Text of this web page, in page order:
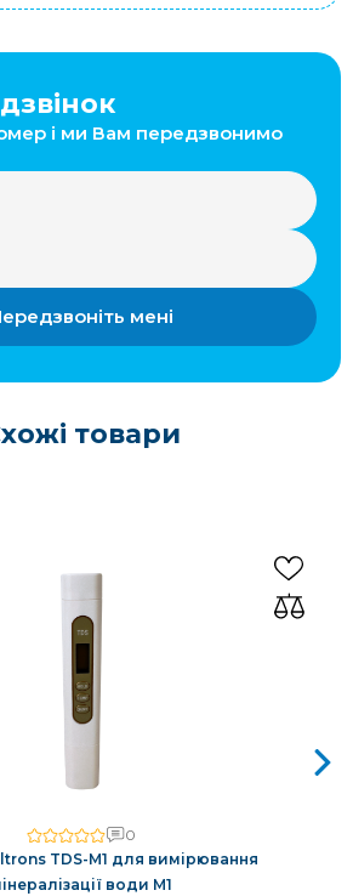
і ми Вам передзвонимо
мені
товари
0
TDS-M1 для вимірювання
води M1